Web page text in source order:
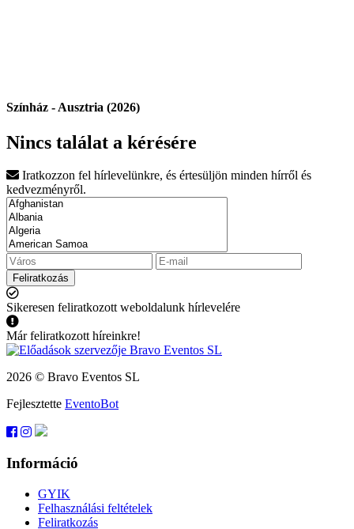
Színház - Ausztria (2026)
Nincs találat a kérésére
Iratkozzon fel hírlevelünkre, és értesüljön minden hírről és
kedvezményről.
Feliratkozás
Sikeresen feliratkozott weboldalunk hírlevelére
Már feliratkozott híreinkre!
2026 © Bravo Eventos SL
Fejlesztette EventoBot
Információ
GYIK
Felhasználási feltételek
Feliratkozás